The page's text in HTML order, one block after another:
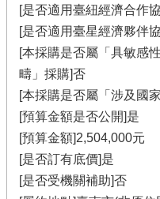
[是否適用臺紐經濟合作
[是否適用臺星經濟夥伴
[本採購是否屬「具敏感
疇」採購]否
[本採購是否屬「涉及國
[預算金額是否公開]是
[預算金額]2,504,000元
[是否訂有底價]是
[是否受機關補助]否